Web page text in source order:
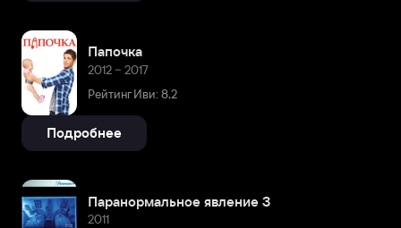
Папочка
2012 – 2017
Рейтинг Иви: 8,2
Подробнее
Паранормальное явление 3
2011